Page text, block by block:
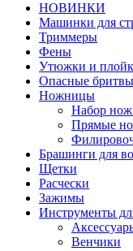
НОВИНКИ
Машинки для
Триммеры
Фены
Утюжки и
Опасные бритвы
Ножницы
Набор
Прямые
Брашинги для
Щетки
Расчески
Зажимы
Инструменты
Венчики